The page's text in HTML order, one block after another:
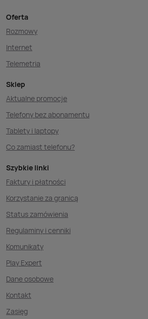
Oferta
Rozmowy
Internet
Telemetria
Sklep
Aktualne promocje
Telefony bez abonamentu
Tablety i laptopy
Co zamiast telefonu?
Szybkie linki
Faktury i płatności
Korzystanie za granicą
Status zamówienia
Regulaminy i cenniki
Komunikaty
Play Expert
Dane osobowe
Kontakt
Zasięg